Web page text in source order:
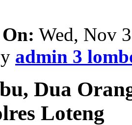
Wed, Nov
admin 3
Dua
Loteng